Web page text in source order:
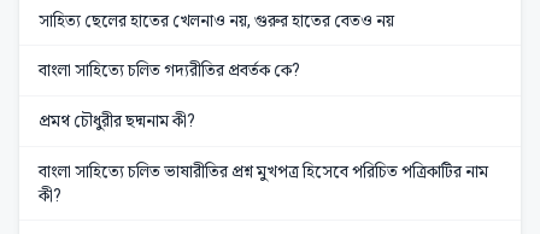
সাহিত্য ছেলের হাতের খেলনাও নয়, গুরুর হাতের বেতও নয়
বাংলা সাহিত্যে চলিত গদ্যরীতির প্রবর্তক কে?
প্রমথ চৌধুরীর ছদ্মনাম কী?
বাংলা সাহিত্যে চলিত ভাষারীতির প্রশ্ন মুখপত্র হিসেবে পরিচিত পত্রিকাটির নাম
কী?